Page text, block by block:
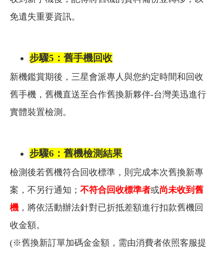
免遺失重要資訊。
步驟5：舊手機回收
新機鑑賞期後，三星會派專人與您約定時間和回收
舊手機，舊機直送至合作舊換新夥伴-台灣美迅進行
實體裝置檢測。
步驟6：舊機檢測結果
檢測後若舊機符合回收標準，則完成本次舊換新專
案，不另行通知； 不符合回收標準者或尚未收到舊
機 ，將依活動辦法針對已折抵差額進行扣款舊機回
收金額。
(※舊換新訂單加碼金金額，需由消費者依照客服提